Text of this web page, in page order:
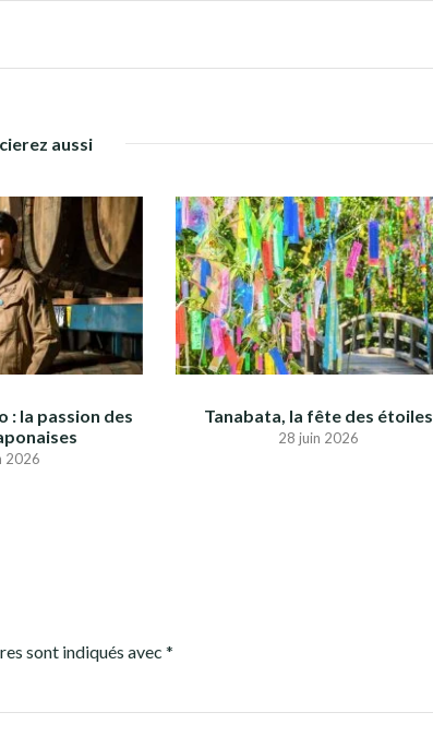
aussi
: la passion des
2026
Tanabata, la fête des étoiles
28 juin 2026
sont indiqués avec *